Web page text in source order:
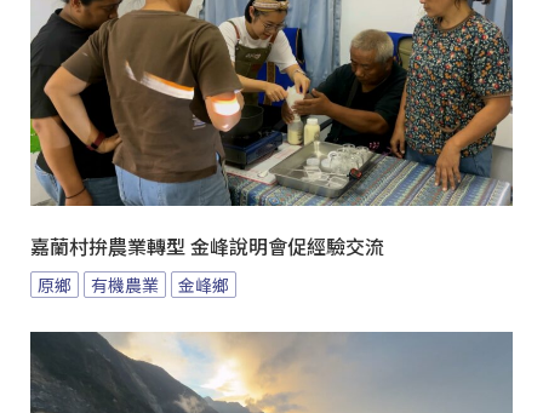
嘉蘭村拚農業轉型 金峰說明會促經驗交流
原鄉 有機農業 金峰鄉